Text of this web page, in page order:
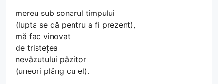
mereu sub sonarul timpului
(lupta se dă pentru a fi prezent),
mă fac vinovat
de tristețea
nevăzutului păzitor
(uneori plâng cu el).